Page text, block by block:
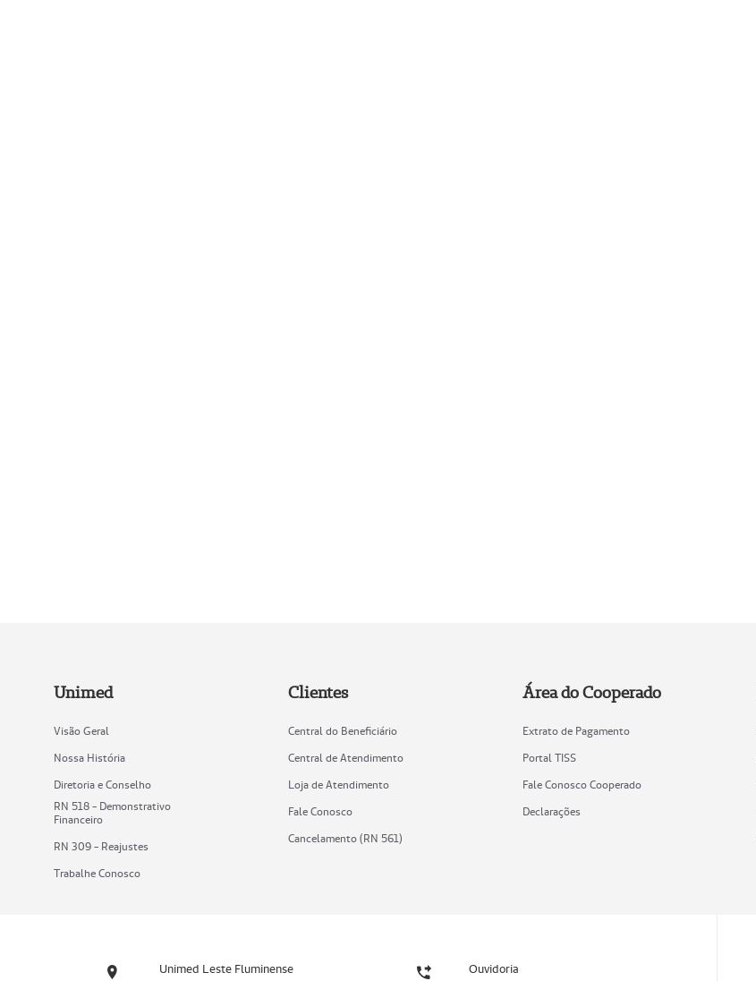
Unimed
Visão Geral
Nossa História
Diretoria e Conselho
RN 518 - Demonstrativo
Financeiro
RN 309 - Reajustes
Trabalhe Conosco
Clientes
Central do Beneficiário
Central de Atendimento
Loja de Atendimento
Fale Conosco
Cancelamento (RN 561)
Área do Cooperado
Extrato de Pagamento
Portal TISS
Fale Conosco Cooperado
Declarações
Unimed Leste Fluminense Ouvidoria